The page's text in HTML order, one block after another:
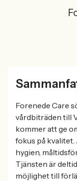
Forenede Care
vårdbiträden till
kommer att ge
fokus på
hygien,
Tjänsten är
möjlighet till